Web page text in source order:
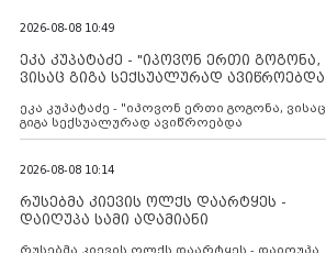
2026-08-08 10:49
ეკა კუპატაძე - "იპოვონ ერთი გოგონა,
ვისაც გიგა სექსუალურად ავიწროებდა
ეკა კუპატაძე - "იპოვონ ერთი გოგონა, ვისაც
გიგა სექსუალურად ავიწროებდა
2026-08-08 10:14
რუსებმა კიევის ოლქს დაარტყეს -
დაიღუპა სამი ადამიანი